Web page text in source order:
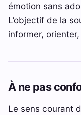
émotion sans
L’objectif de la
informer,
À ne pas
Le sens courant